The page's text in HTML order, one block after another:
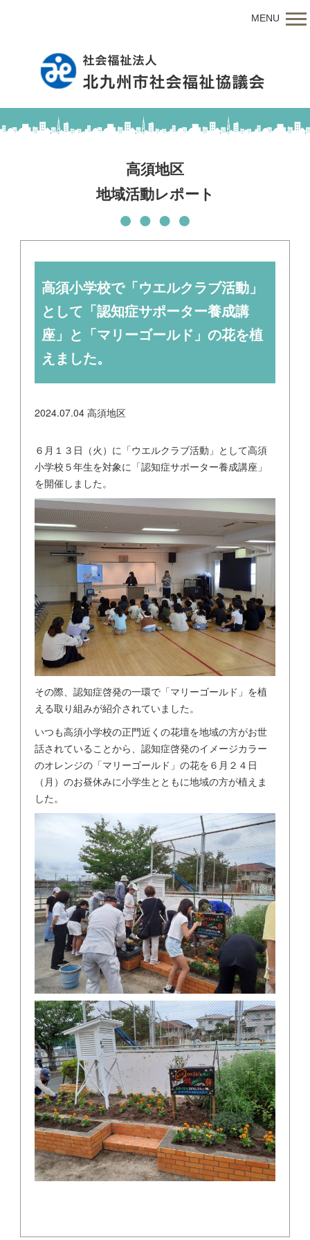
MENU
高須地区
地域活動レポート
高須小学校で「ウエルクラブ活動」
として「認知症サポーター養成講
座」と「マリーゴールド」の花を植
えました。
2024.07.04 高須地区
６月１３日（火）に「ウエルクラブ活動」として高須
小学校５年生を対象に「認知症サポーター養成講座」
を開催しました。
その際、認知症啓発の一環で「マリーゴールド」を植
える取り組みが紹介されていました。
いつも高須小学校の正門近くの花壇を地域の方がお世
話されていることから、認知症啓発のイメージカラー
のオレンジの「マリーゴールド」の花を６月２４日
（月）のお昼休みに小学生とともに地域の方が植えま
した。